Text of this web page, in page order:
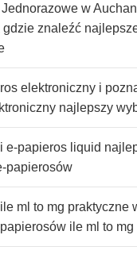
w
gdzie znaleźć
elektroniczny i
najlepszy
e-papieros liquid
papierosów
ml to mg praktyczne
ile ml to mg